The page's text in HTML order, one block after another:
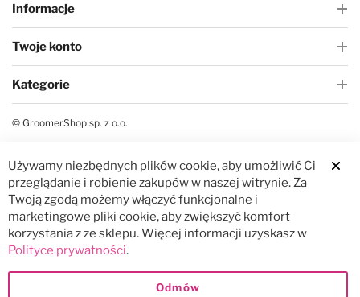
Informacje
Twoje konto
Kategorie
© GroomerShop sp. z o.o.
Używamy niezbędnych plików cookie, aby umożliwić Ci
przeglądanie i robienie zakupów w naszej witrynie. Za
Twoją zgodą możemy włączyć funkcjonalne i
marketingowe pliki cookie, aby zwiększyć komfort
korzystania z ze sklepu. Więcej informacji uzyskasz w
Polityce prywatności.
Odmów